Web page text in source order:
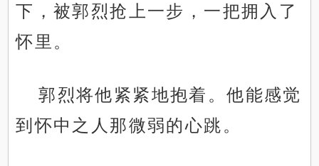
下，被郭烈抢上一步，一把拥入了
怀里。
郭烈将他紧紧地抱着。他能感觉
到怀中之人那微弱的心跳。